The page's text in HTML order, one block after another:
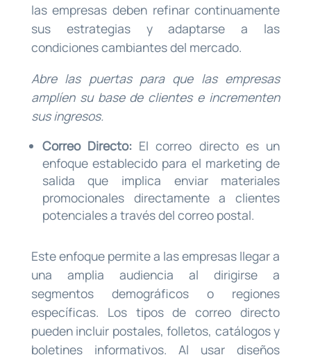
las empresas deben refinar continuamente
sus estrategias y adaptarse a las
condiciones cambiantes del mercado.
Abre las puertas para que las empresas
amplíen su base de clientes e incrementen
sus ingresos.
Correo Directo: El correo directo es un
enfoque establecido para el marketing de
salida que implica enviar materiales
promocionales directamente a clientes
potenciales a través del correo postal.
Este enfoque permite a las empresas llegar a
una amplia audiencia al dirigirse a
segmentos demográficos o regiones
específicas. Los tipos de correo directo
pueden incluir postales, folletos, catálogos y
boletines informativos. Al usar diseños